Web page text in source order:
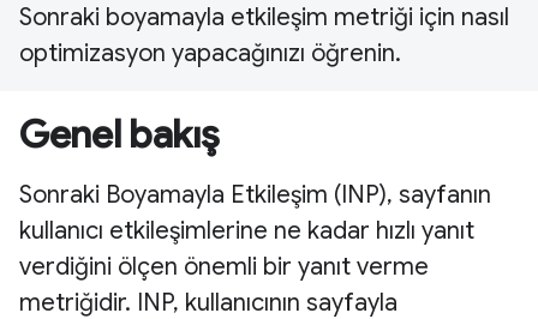
Sonraki boyamayla etkileşim metriği için nasıl
optimizasyon yapacağınızı öğrenin.
Genel bakış
Sonraki Boyamayla Etkileşim (INP), sayfanın
kullanıcı etkileşimlerine ne kadar hızlı yanıt
verdiğini ölçen önemli bir yanıt verme
metriğidir. INP, kullanıcının sayfayla